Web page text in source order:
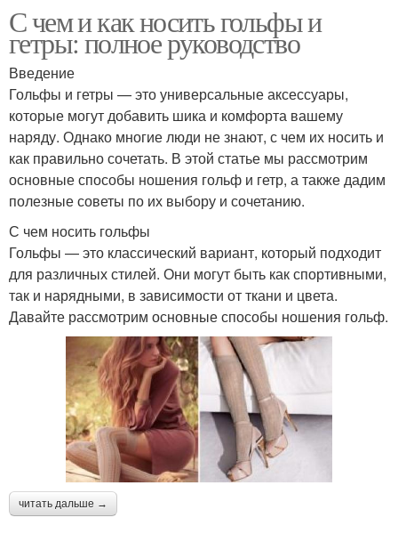
С чем и как носить гольфы и
гетры: полное руководство
Введение
Гольфы и гетры — это универсальные аксессуары,
которые могут добавить шика и комфорта вашему
наряду. Однако многие люди не знают, с чем их носить и
как правильно сочетать. В этой статье мы рассмотрим
основные способы ношения гольф и гетр, а также дадим
полезные советы по их выбору и сочетанию.
С чем носить гольфы
Гольфы — это классический вариант, который подходит
для различных стилей. Они могут быть как спортивными,
так и нарядными, в зависимости от ткани и цвета.
Давайте рассмотрим основные способы ношения гольф.
читать дальше →